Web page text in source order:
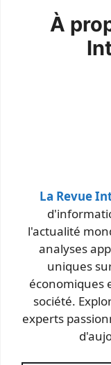
À
La Revue
l'actualité
analyses
uniques
économiques
société.
experts